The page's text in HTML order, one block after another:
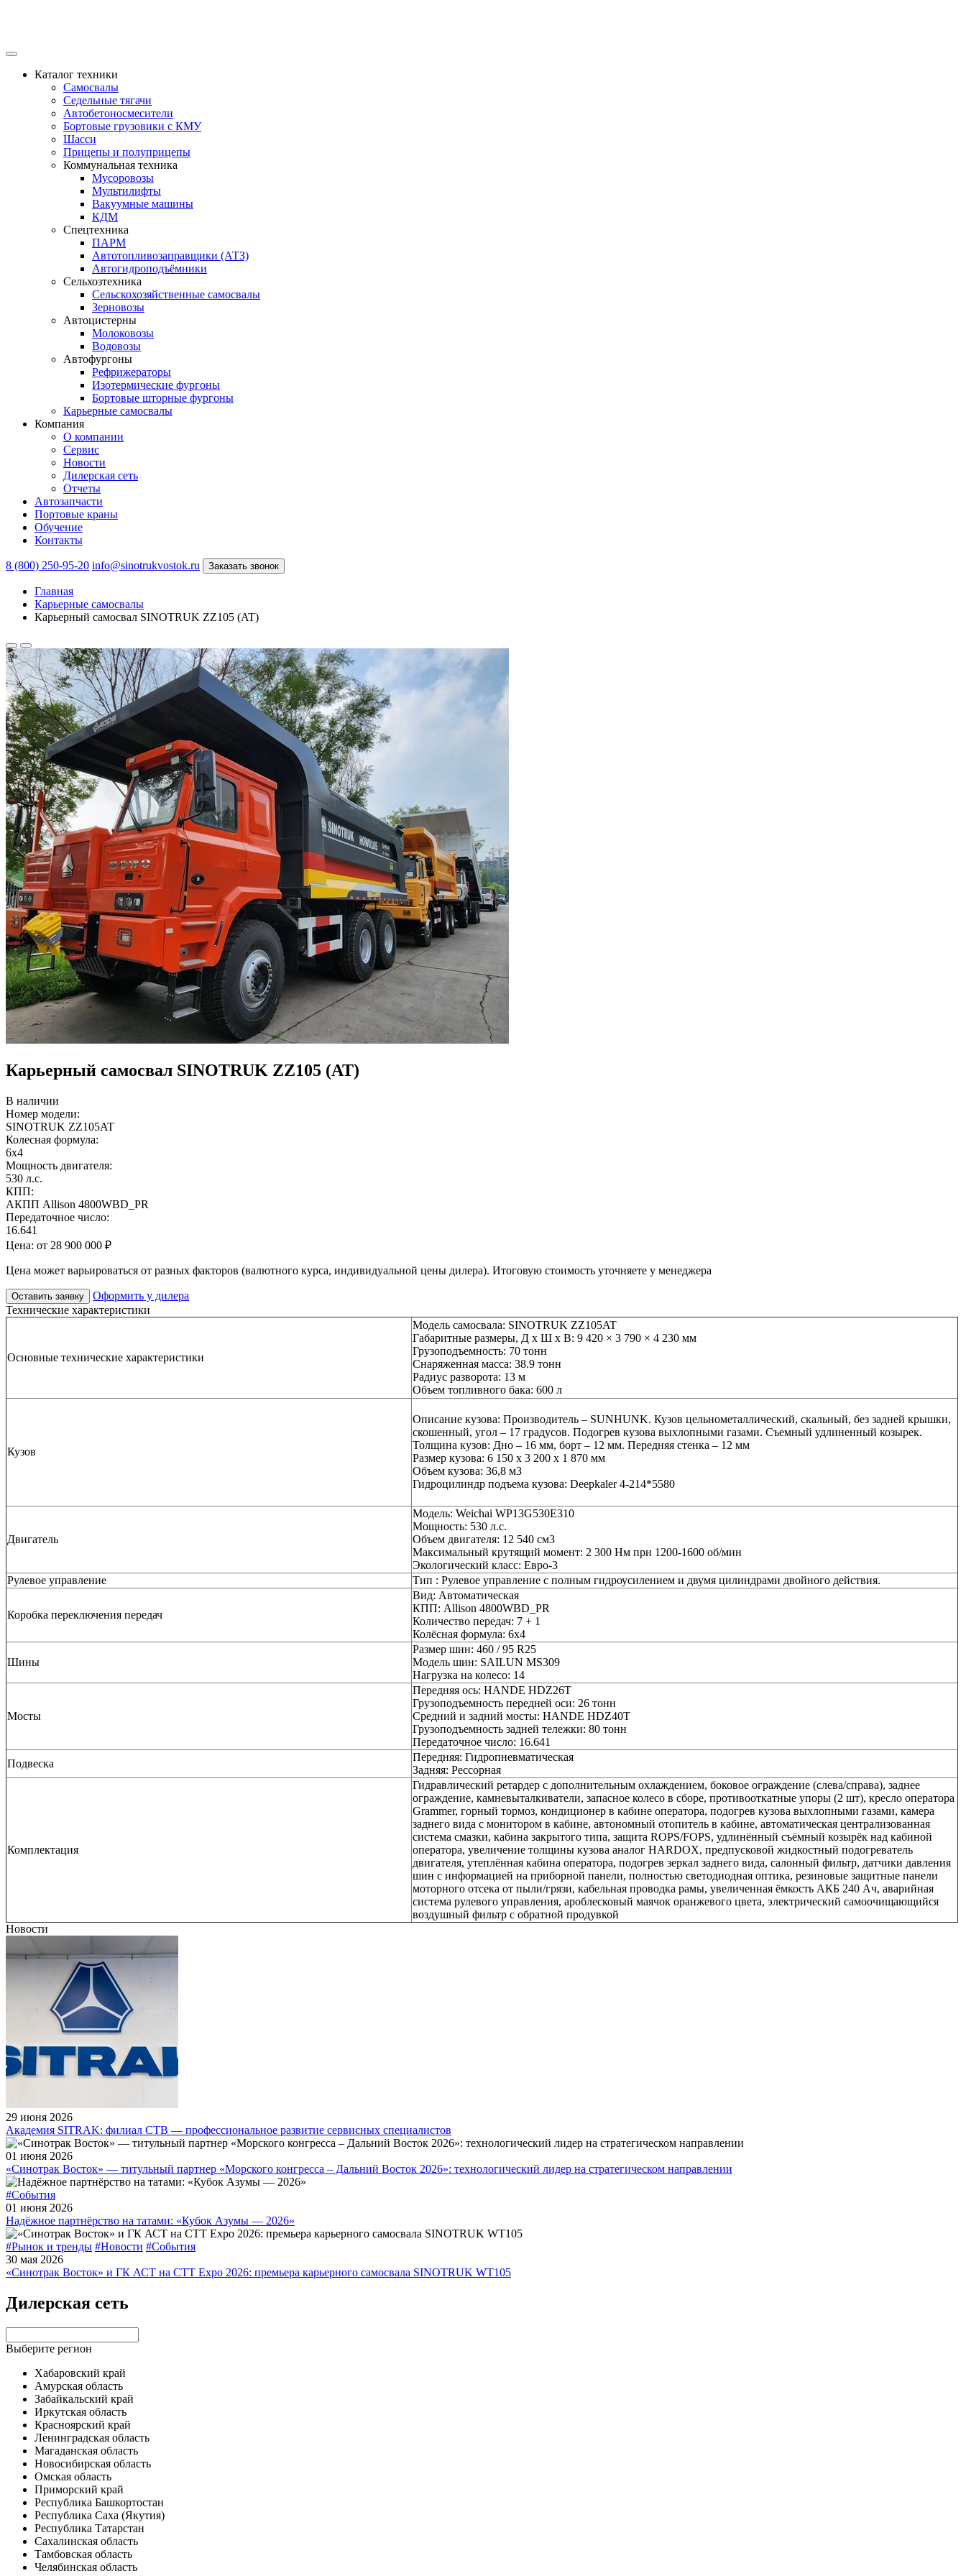
Каталог техники
Самосвалы
Седельные тягачи
Автобетоносмесители
Бортовые грузовики с КМУ
Шасси
Прицепы и полуприцепы
Коммунальная техника
Мусоровозы
Мультилифты
Вакуумные машины
КДМ
Спецтехника
ПАРМ
Автотопливозаправщики (АТЗ)
Автогидроподъёмники
Сельхозтехника
Сельскохозяйственные самосвалы
Зерновозы
Автоцистерны
Молоковозы
Водовозы
Автофургоны
Рефрижераторы
Изотермические фургоны
Бортовые шторные фургоны
Карьерные самосвалы
Компания
О компании
Сервис
Новости
Дилерская сеть
Отчеты
Автозапчасти
Портовые краны
Обучение
Контакты
8 (800) 250-95-20 info@sinotrukvostok.ru Заказать звонок
Главная
Карьерные самосвалы
Карьерный самосвал SINOTRUK ZZ105 (AT)
Карьерный самосвал SINOTRUK ZZ105 (AT)
В наличии
Номер модели:
SINOTRUK ZZ105AT
Колесная формула:
6х4
Мощность двигателя:
530 л.с.
КПП:
АКПП Allison 4800WBD_PR
Передаточное число:
16.641
Цена: от 28 900 000 ₽
Цена может варьироваться от разных факторов (валютного курса, индивидуальной цены дилера). Итоговую стоимость уточняете у менеджера
Оставить заявку
Оформить у дилера
Технические характеристики
Основные технические характеристики
Модель самосвала: SINOTRUK ZZ105AT
Габаритные размеры, Д х Ш х В: 9 420 × 3 790 × 4 230 мм
Грузоподъемность: 70 тонн
Снаряженная масса: 38.9 тонн
Радиус разворота: 13 м
Объем топливного бака: 600 л
Кузов
Описание кузова: Производитель – SUNHUNK. Кузов цельнометаллический, скальный, без задней крышки,
скошенный, угол – 17 градусов. Подогрев кузова выхлопными газами. Съемный удлиненный козырек.
Толщина кузов: Дно – 16 мм, борт – 12 мм. Передняя стенка – 12 мм
Размер кузова: 6 150 х 3 200 х 1 870 мм
Объем кузова: 36,8 м3
Гидроцилиндр подъема кузова: Deepkaler 4-214*5580
Двигатель
Модель: Weiсhai WP13G530E310
Мощность: 530 л.с.
Объем двигателя: 12 540 см3
Максимальный крутящий момент: 2 300 Нм при 1200-1600 об/мин
Экологический класс: Евро-3
Рулевое управление
Тип : Рулевое управление с полным гидроусилением и двумя цилиндрами двойного действия.
Коробка переключения передач
Вид: Автоматическая
КПП: Allison 4800WBD_PR
Количество передач: 7 + 1
Колёсная формула: 6х4
Шины
Размер шин: 460 / 95 R25
Модель шин: SAILUN MS309
Нагрузка на колесо: 14
Мосты
Передняя ось: HANDE HDZ26T
Грузоподъемность передней оси: 26 тонн
Средний и задний мосты: HANDE HDZ40T
Грузоподъемность задней тележки: 80 тонн
Передаточное число: 16.641
Подвеска
Передняя: Гидропневматическая
Задняя: Рессорная
Комплектация
Гидравлический ретардер с дополнительным охлаждением, боковое ограждение (слева/справа), заднее
ограждение, камневыталкиватели, запасное колесо в сборе, противооткатные упоры (2 шт), кресло оператора
Grammer, горный тормоз, кондиционер в кабине оператора, подогрев кузова выхлопными газами, камера
заднего вида с монитором в кабине, автономный отопитель в кабине, автоматическая централизованная
система смазки, кабина закрытого типа, защита ROPS/FOPS, удлинённый съёмный козырёк над кабиной
оператора, увеличение толщины кузова аналог HARDOX, предпусковой жидкостный подогреватель
двигателя, утеплённая кабина оператора, подогрев зеркал заднего вида, салонный фильтр, датчики давления
шин с информацией на приборной панели, полностью светодиодная оптика, резиновые защитные панели
моторного отсека от пыли/грязи, кабельная проводка рамы, увеличенная ёмкость АКБ 240 Ач, аварийная
система рулевого управления, ароблесковый маячок оранжевого цвета, электрический самоочищающийся
воздушный фильтр с обратной продувкой
Новости
29 июня 2026
Академия SITRAK: филиал СТВ — профессиональное развитие сервисных специалистов
01 июня 2026
«Синотрак Восток» — титульный партнер «Морского конгресса – Дальний Восток 2026»: технологический лидер на стратегическом направлении
#События
01 июня 2026
Надёжное партнёрство на татами: «Кубок Азумы — 2026»
#Рынок и тренды #Новости #События
30 мая 2026
«Синотрак Восток» и ГК АСТ на СТТ Expo 2026: премьера карьерного самосвала SINOTRUK WT105
Дилерская сеть
Выберите регион
Хабаровский край
Амурская область
Забайкальский край
Иркутская область
Красноярский край
Ленинградская область
Магаданская область
Новосибирская область
Омская область
Приморский край
Республика Башкортостан
Республика Саха (Якутия)
Республика Татарстан
Сахалинская область
Тамбовская область
Челябинская область